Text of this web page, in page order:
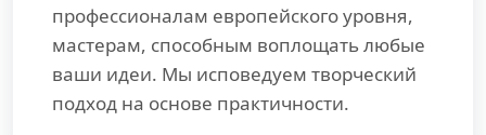
профессионалам европейского уровня,
мастерам, способным воплощать любые
ваши идеи. Мы исповедуем творческий
подход на основе практичности.